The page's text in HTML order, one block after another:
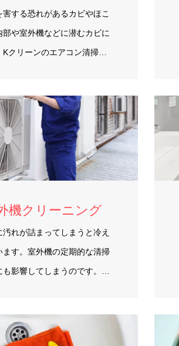
する恐れがあるカビやほこ
部や室外機などに潜むカビに
クリーンのエアコン清掃…
機クリーニング
れが詰まってしまうと冷え
す。室外機の定期的な清掃
影響してしまうのです。…